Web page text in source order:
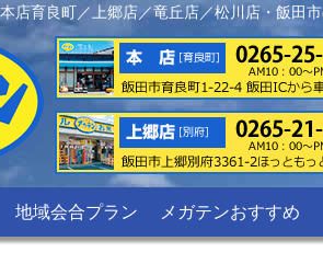
育良町／上郷店／竜丘店／松川店・飯田
地域会合プラン メガテンおすすめ